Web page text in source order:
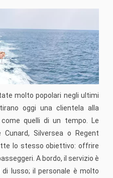
molto popolari negli ultimi
oggi una clientela alla
quelli di un tempo. Le
Silversea o Regent
lo stesso obiettivo: offrire
A bordo, il servizio è
lusso; il personale è molto